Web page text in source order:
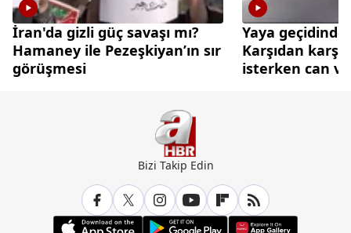
İran'da gizli güç savaşı mı?
Hamaney ile Pezeşkiyan’ın sır
görüşmesi
Yaya
Karşıdan
isterken can
Bizi Takip Edin